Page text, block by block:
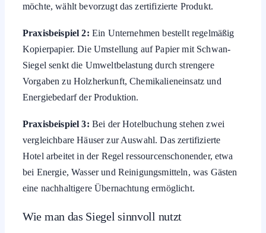
möchte, wählt bevorzugt das zertifizierte Produkt.
Praxisbeispiel 2: Ein Unternehmen bestellt regelmäßig
Kopierpapier. Die Umstellung auf Papier mit Schwan-
Siegel senkt die Umweltbelastung durch strengere
Vorgaben zu Holzherkunft, Chemikalieneinsatz und
Energiebedarf der Produktion.
Praxisbeispiel 3: Bei der Hotelbuchung stehen zwei
vergleichbare Häuser zur Auswahl. Das zertifizierte
Hotel arbeitet in der Regel ressourcenschonender, etwa
bei Energie, Wasser und Reinigungsmitteln, was Gästen
eine nachhaltigere Übernachtung ermöglicht.
Wie man das Siegel sinnvoll nutzt